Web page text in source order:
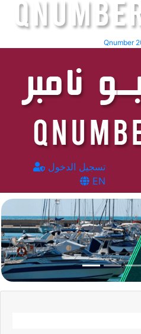
Qnumber
تسجيل الدخول
EN